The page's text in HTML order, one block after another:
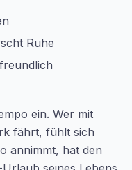
Ruhe
ein. Wer mit
fährt, fühlt sich
annimmt, hat den